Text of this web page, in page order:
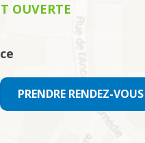
OUVERTE
PRENDRE RENDEZ-VOUS